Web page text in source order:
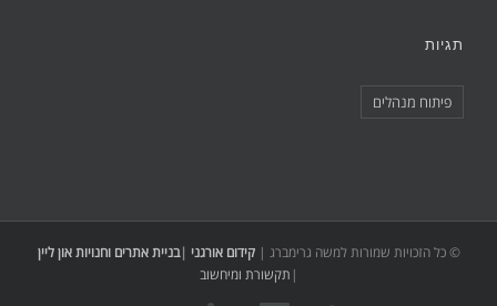
תגיות
פיתוח מנהלים
© כל הזכויות שמורות למשה גרימברג | קידום אורגני |בניית אתרים וחנויות און ליין
| תקשורת ומיחשוב